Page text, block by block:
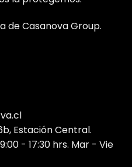
de Casanova Group.
Estación Central.
- 17:30 hrs. Mar - Vie